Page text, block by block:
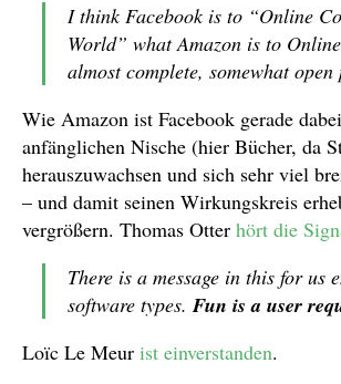
I think Facebook is to “Online
World” what Amazon is to
almost complete, somewhat open
Wie Amazon ist Facebook gerade
anfänglichen Nische (hier Bücher, da
herauszuwachsen und sich sehr viel
– und damit seinen Wirkungskreis
vergrößern. Thomas Otter hört die
There is a message in this for us
software types. Fun is a user
Loïc Le Meur ist einverstanden.